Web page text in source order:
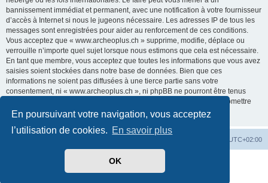
En poursuivant votre navigation, vous acceptez
l’utilisation de cookies. En savoir plus
OK
bannissement immédiat et permanent, avec une notification à votre fournisseur
d’accès à Internet si nous le jugeons nécessaire. Les adresses IP de tous les
messages sont enregistrées pour aider au renforcement de ces conditions.
Vous acceptez que « www.archeoplus.ch » supprime, modifie, déplace ou
verrouille n’importe quel sujet lorsque nous estimons que cela est nécessaire.
En tant que membre, vous acceptez que toutes les informations que vous avez
saisies soient stockées dans notre base de données. Bien que ces
informations ne soient pas diffusées à une tierce partie sans votre
consentement, ni « www.archeoplus.ch », ni phpBB ne pourront être tenus
comme responsables en cas de tentative de piratage visant à compromettre
les données.
UTC+02:00
phpBB ® Forum Software © phpBB Limited
phpBB-fr.com